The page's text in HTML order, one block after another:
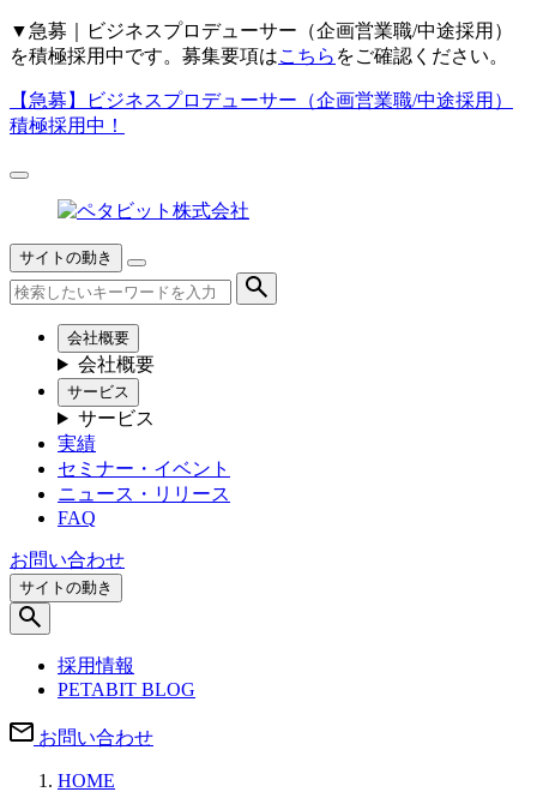
▼ 急募｜ビジネスプロデューサー（企画営業職/中途採用）
を積極採用中です。募集要項はこちら をご確認ください。
【急募】
ビジネスプロデューサー（企画営業職/中途採用）
積極採用中！
サイトの動き
会社概要
会社概要
サービス
サービス
実績
セミナー・イベント
ニュース・リリース
FAQ
お問い合わせ
サイトの動き
採用情報
PETABIT BLOG
お問い合わせ
HOME